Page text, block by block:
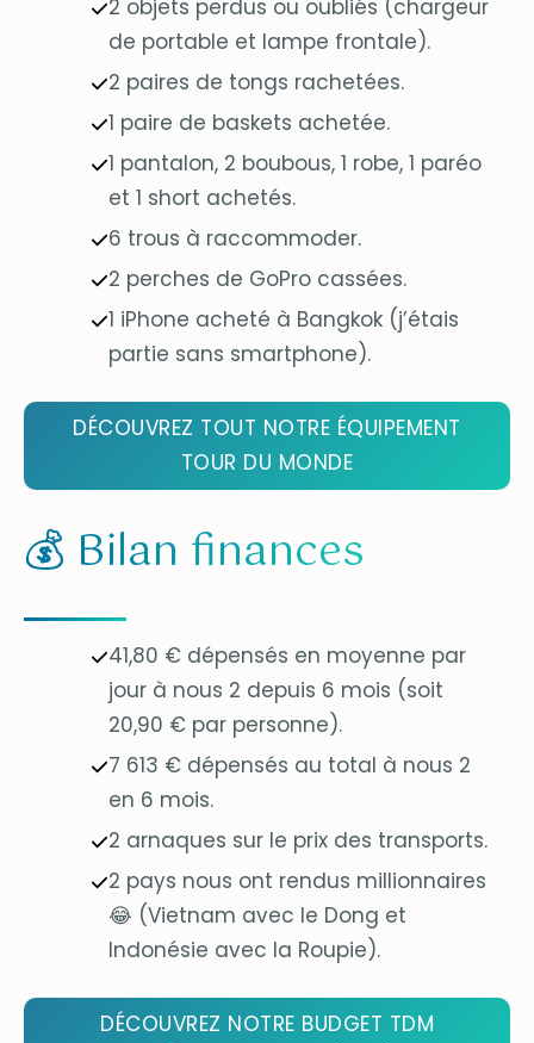
2 objets perdus ou oubliés (chargeur
de portable et lampe frontale).
2 paires de tongs rachetées.
1 paire de baskets achetée.
1 pantalon, 2 boubous, 1 robe, 1 paréo
et 1 short achetés.
6 trous à raccommoder.
2 perches de GoPro cassées.
1 iPhone acheté à Bangkok (j’étais
partie sans smartphone).
DÉCOUVREZ TOUT NOTRE ÉQUIPEMENT
TOUR DU MONDE
💰 Bilan finances
41,80 € dépensés en moyenne par
jour à nous 2 depuis 6 mois (soit
20,90 € par personne).
7 613 € dépensés au total à nous 2
en 6 mois.
2 arnaques sur le prix des transports.
2 pays nous ont rendus millionnaires
😂 (Vietnam avec le Dong et
Indonésie avec la Roupie).
DÉCOUVREZ NOTRE BUDGET TDM